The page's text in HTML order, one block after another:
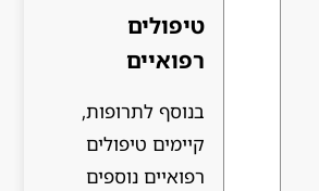
טיפולים
רפואיים
בנוסף לתרופות,
קיימים טיפולים
רפואיים נוספים